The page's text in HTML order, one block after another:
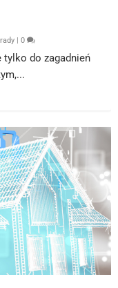
|0
tylko do zagadnień